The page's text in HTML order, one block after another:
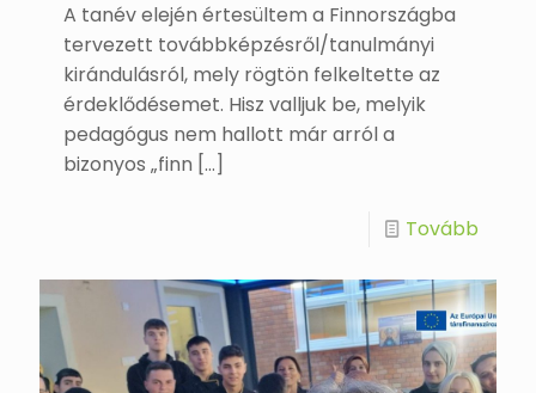
A tanév elején értesültem a Finnországba
tervezett továbbképzésről/tanulmányi
kirándulásról, mely rögtön felkeltette az
érdeklődésemet. Hisz valljuk be, melyik
pedagógus nem hallott már arról a
bizonyos „finn […]
Tovább